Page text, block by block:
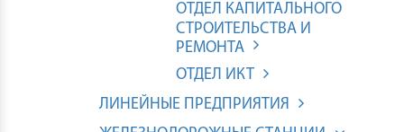
ОТДЕЛ КАПИТАЛЬНОГО
СТРОИТЕЛЬСТВА И
РЕМОНТА
ОТДЕЛ ИКТ
ЛИНЕЙНЫЕ ПРЕДПРИЯТИЯ